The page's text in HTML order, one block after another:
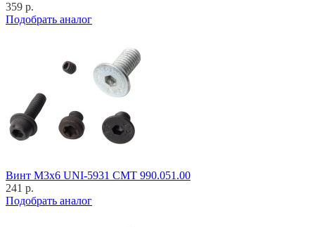
359 р.
Подобрать аналог
Винт M3x6 UNI-5931 CMT 990.051.00
241 р.
Подобрать аналог